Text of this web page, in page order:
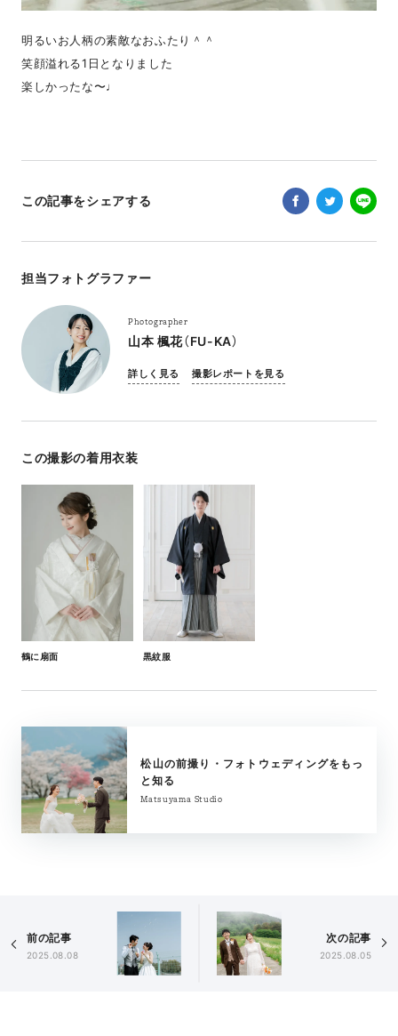
明るいお人柄の素敵なおふたり＾＾
笑顔溢れる1日となりました
楽しかったな〜♩
この記事をシェアする
担当フォトグラファー
Photographer
山本 楓花（FU-KA）
詳しく見る 撮影レポートを見る
この撮影の着用衣装
鶴に扇面 黒紋服
松山の前撮り・フォトウェディングをもっ
と知る
Matsuyama Studio
前の記事
2025.08.08
次の記事
2025.08.05